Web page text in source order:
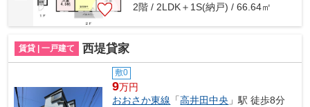
2階 / 2LDK＋1S(納戸) / 66.64㎡
賃貸 | 一戸建て 西堤貸家
敷0
9万円
おおさか東線 「高井田中央 」駅 徒歩8分